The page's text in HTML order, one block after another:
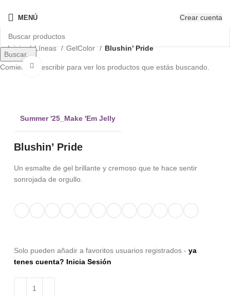
MENÚ Crear cuenta
Inicio Líneas GelColor Blushin’ Pride
Clic para ampliar
Summer '25_Make 'Em Jelly
Blushin’ Pride
Un esmalte de gel brillante y cremoso que te hace sentir
sonrojada de orgullo.
Solo pueden añadir a favoritos usuarios registrados - ya
tenes cuenta? Inicia Sesión
Buscar...
Comienza a escribir para ver los productos que estás buscando.